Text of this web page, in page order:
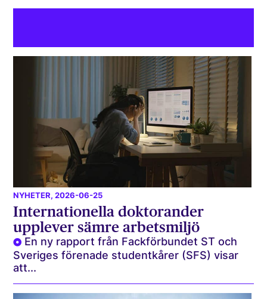
NYHETER, 2026-06-25
Internationella doktorander
upplever sämre arbetsmiljö
En ny rapport från Fackförbundet ST och
Sveriges förenade studentkårer (SFS) visar
att...